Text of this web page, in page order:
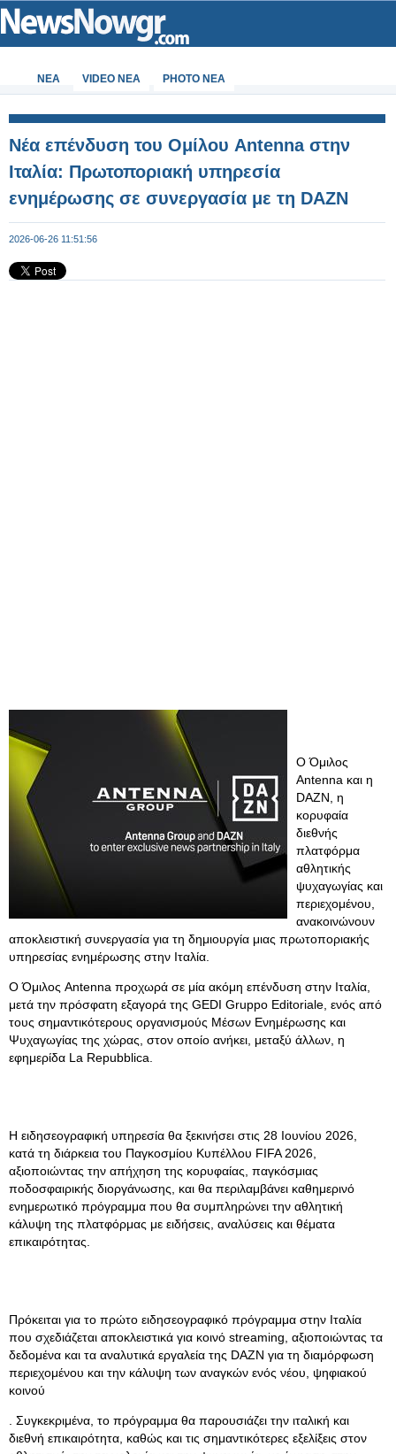
ΝΕΑ VIDEO NEA PHOTO NEA
Νέα επένδυση του Ομίλου Antenna στην
Ιταλία: Πρωτοποριακή υπηρεσία
ενημέρωσης σε συνεργασία με τη DAZΝ
2026-06-26 11:51:56
Ο Όμιλος
Antenna και η
DAZN, η
κορυφαία
διεθνής
πλατφόρμα
αθλητικής
ψυχαγωγίας και
περιεχομένου,
ανακοινώνουν
αποκλειστική συνεργασία για τη δημιουργία μιας πρωτοποριακής
υπηρεσίας ενημέρωσης στην Ιταλία.
Ο Όμιλος Antenna προχωρά σε μία ακόμη επένδυση στην Ιταλία,
μετά την πρόσφατη εξαγορά της GEDI Gruppo Editoriale, ενός από
τους σημαντικότερους οργανισμούς Μέσων Ενημέρωσης και
Ψυχαγωγίας της χώρας, στον οποίο ανήκει, μεταξύ άλλων, η
εφημερίδα La Repubblica.
Η ειδησεογραφική υπηρεσία θα ξεκινήσει στις 28 Ιουνίου 2026,
κατά τη διάρκεια του Παγκοσμίου Κυπέλλου FIFA 2026,
αξιοποιώντας την απήχηση της κορυφαίας, παγκόσμιας
ποδοσφαιρικής διοργάνωσης, και θα περιλαμβάνει καθημερινό
ενημερωτικό πρόγραμμα που θα συμπληρώνει την αθλητική
κάλυψη της πλατφόρμας με ειδήσεις, αναλύσεις και θέματα
επικαιρότητας.
Πρόκειται για το πρώτο ειδησεογραφικό πρόγραμμα στην Ιταλία
που σχεδιάζεται αποκλειστικά για κοινό streaming, αξιοποιώντας τα
δεδομένα και τα αναλυτικά εργαλεία της DAZN για τη διαμόρφωση
περιεχομένου και την κάλυψη των αναγκών ενός νέου, ψηφιακού
κοινού
. Συγκεκριμένα, το πρόγραμμα θα παρουσιάζει την ιταλική και
διεθνή επικαιρότητα, καθώς και τις σημαντικότερες εξελίξεις στον